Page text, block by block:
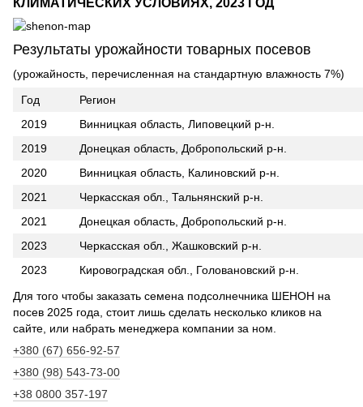
Результаты урожайности товарных посевов
(урожайность, перечисленная на стандартную влажность 7%)
Год
Регион
2019
Винницкая область, Липовецкий р-н.
2019
Донецкая область, Добропольский р-н.
2020
Винницкая область, Калиновский р-н.
2021
Черкасская обл., Тальнянский р-н.
2021
Донецкая область, Добропольский р-н.
2023
Черкасская обл., Жашковский р-н.
2023
Кировоградская обл., Головановский р-н.
Для того чтобы заказать семена подсолнечника ШЕНОН на
посев 2025 года, стоит лишь сделать несколько кликов на
сайте, или набрать менеджера компании за ном.
+380 (67) 656-92-57
+380 (98) 543-73-00
+38 0800 357-197